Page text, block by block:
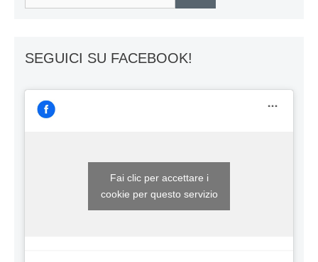
SEGUICI SU FACEBOOK!
Fai clic per accettare i
cookie per questo servizio